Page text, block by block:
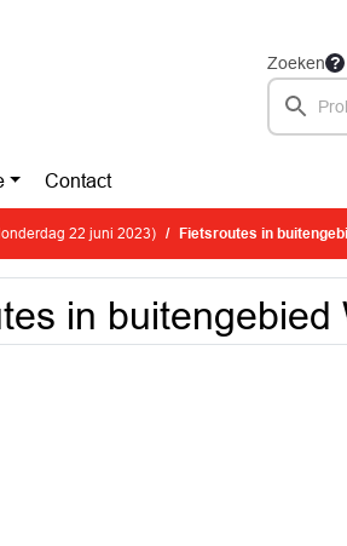
Zoeken
Contact
22 juni 2023) Fietsroutes in
in buitengebied